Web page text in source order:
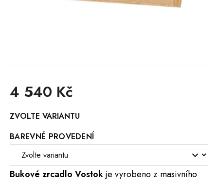
4 540 Kč
cena:
ZVOLTE VARIANTU
BAREVNÉ PROVEDENÍ
Bukové zrcadlo Vostokje vyrobeno z masivního